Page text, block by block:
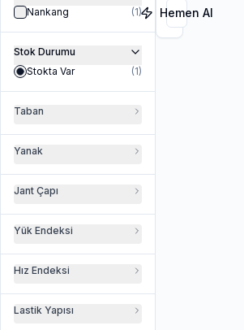
Nankang
(1)
Stok Durumu
Stokta Var
(1)
Taban
Yanak
Jant Çapı
Yük Endeksi
Hız Endeksi
Lastik Yapısı
Hemen Al